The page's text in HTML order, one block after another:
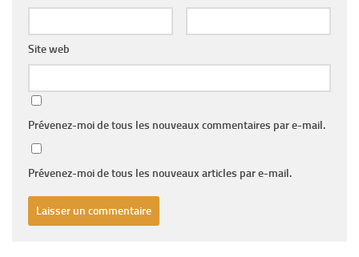
Site web
Prévenez-moi de tous les nouveaux commentaires par e-mail.
Prévenez-moi de tous les nouveaux articles par e-mail.